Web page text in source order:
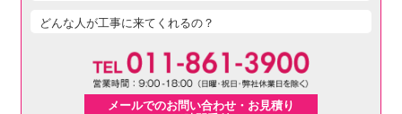
どんな人が工事に来てくれるの？
メールでのお問い合わせ・お見積り